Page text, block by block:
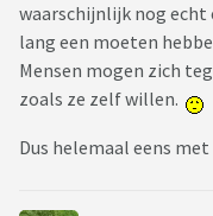
waarschijnlijk nog echt
lang een moeten
Mensen mogen zich
zoals ze zelf willen.
Dus helemaal eens